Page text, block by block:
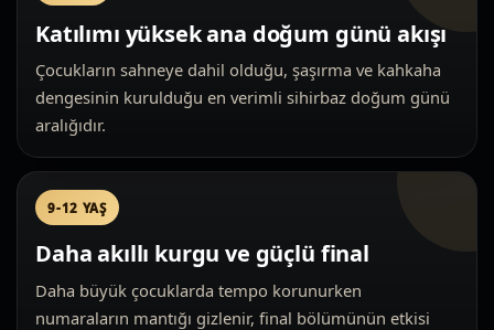
Katılımı yüksek ana doğum günü akışı
Çocukların sahneye dahil olduğu, şaşırma ve kahkaha
dengesinin kurulduğu en verimli sihirbaz doğum günü
aralığıdır.
9-12 YAŞ
Daha akıllı kurgu ve güçlü final
Daha büyük çocuklarda tempo korunurken
numaraların mantığı gizlenir, final bölümünün etkisi